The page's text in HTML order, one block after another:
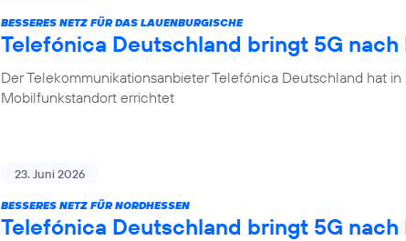
BESSERES NETZ FÜR DAS LAUENBURGISCHE
Telefónica Deutschland bringt 5G nach
Der Telekommunikationsanbieter Telefónica Deutschland hat
Mobilfunkstandort errichtet
23. Juni 2026
BESSERES NETZ FÜR NORDHESSEN
Telefónica Deutschland bringt 5G